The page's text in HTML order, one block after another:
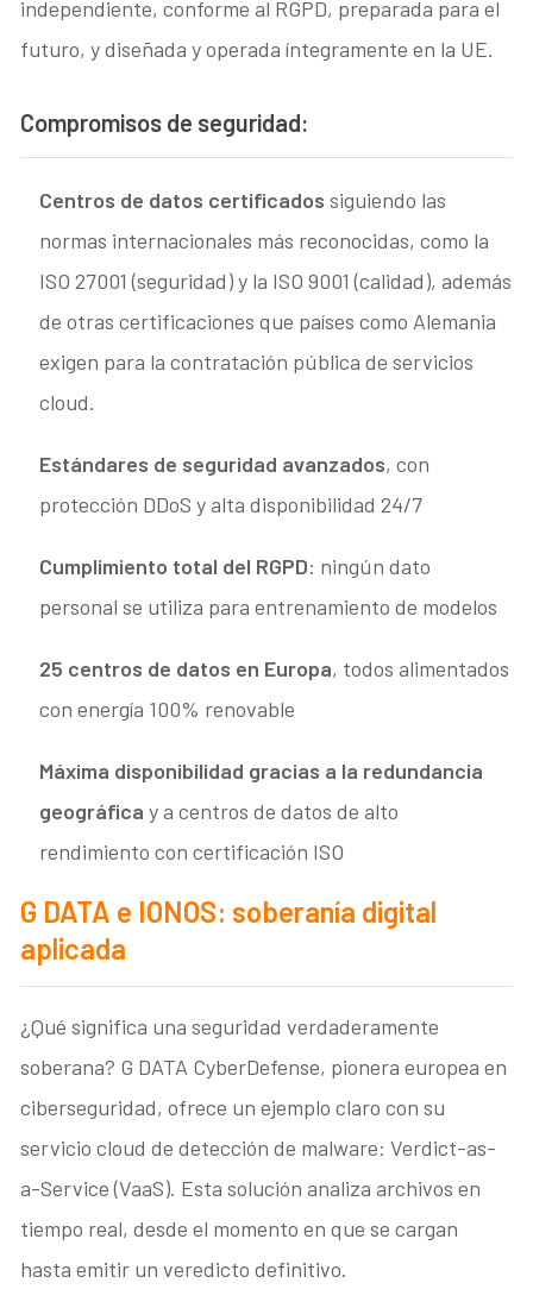
independiente, conforme al RGPD, preparada para el
futuro, y diseñada y operada íntegramente en la UE.
Compromisos de seguridad:
Centros de datos certificados siguiendo las
normas internacionales más reconocidas, como la
ISO 27001 (seguridad) y la ISO 9001 (calidad), además
de otras certificaciones que países como Alemania
exigen para la contratación pública de servicios
cloud.
Estándares de seguridad avanzados, con
protección DDoS y alta disponibilidad 24/7
Cumplimiento total del RGPD: ningún dato
personal se utiliza para entrenamiento de modelos
25 centros de datos en Europa, todos alimentados
con energía 100% renovable
Máxima disponibilidad gracias a la redundancia
geográficay a centros de datos de alto
rendimiento con certificación ISO
G DATA e IONOS: soberanía digital
aplicada
¿Qué significa una seguridad verdaderamente
soberana? G DATA CyberDefense, pionera europea en
ciberseguridad, ofrece un ejemplo claro con su
servicio cloud de detección de malware: Verdict-as-
a-Service (VaaS). Esta solución analiza archivos en
tiempo real, desde el momento en que se cargan
hasta emitir un veredicto definitivo.